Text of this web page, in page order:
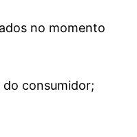
no momento
consumidor;